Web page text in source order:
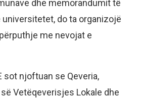
dhe memorandumit të
do ta organizojë
me nevojat e
sot njoftuan se Qeveria,
Vetëqeverisjes Lokale dhe